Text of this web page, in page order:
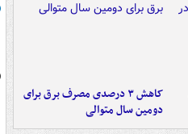
کاهش ۳ درصدی مصرف برق برای
دومین سال متوالی